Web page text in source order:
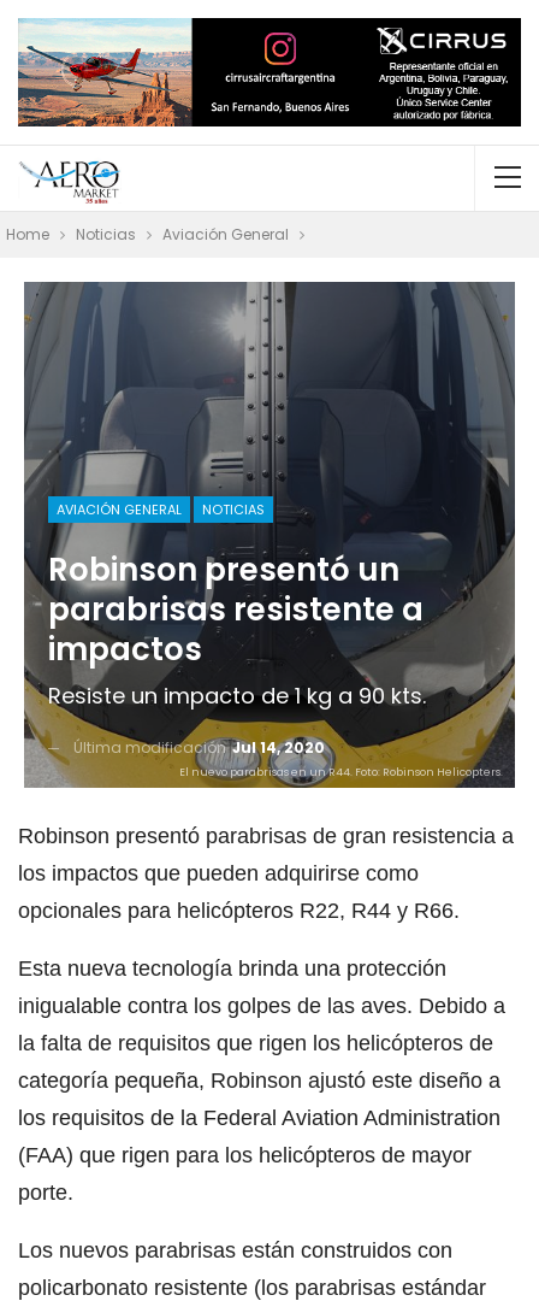
Home Noticias Aviación General
AVIACIÓN GENERAL NOTICIAS
Robinson presentó un
parabrisas resistente a
impactos
Resiste un impacto de 1 kg a 90 kts.
Última modificaciónJul 14, 2020
El nuevo parabrisas en un R44. Foto: Robinson Helicopters.
Robinson presentó parabrisas de gran resistencia a
los impactos que pueden adquirirse como
opcionales para helicópteros R22, R44 y R66.
Esta nueva tecnología brinda una protección
inigualable contra los golpes de las aves. Debido a
la falta de requisitos que rigen los helicópteros de
categoría pequeña, Robinson ajustó este diseño a
los requisitos de la Federal Aviation Administration
(FAA) que rigen para los helicópteros de mayor
porte.
Los nuevos parabrisas están construidos con
policarbonato resistente (los parabrisas estándar